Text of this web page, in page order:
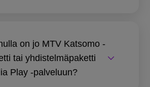
on jo MTV Katsomo -
tai yhdistelmäpaketti
Play -palveluun?